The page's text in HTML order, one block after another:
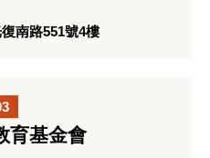
南路551號4樓
育基金會